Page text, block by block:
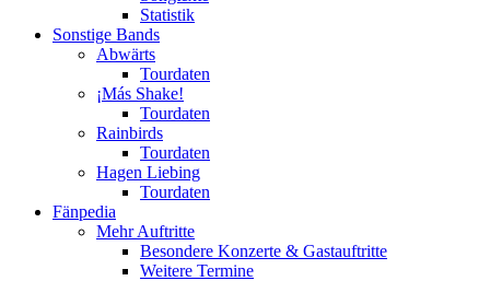
Statistik
Sonstige Bands
Abwärts
Tourdaten
¡Más Shake!
Tourdaten
Rainbirds
Tourdaten
Hagen Liebing
Tourdaten
Fänpedia
Mehr Auftritte
Besondere Konzerte & Gastauftritte
Weitere Termine